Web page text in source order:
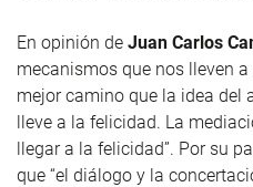
En opinión de Juan Carlos
mecanismos que nos lleven
mejor camino que la idea del
lleve a la felicidad. La
llegar a la felicidad”. Por su
que “el diálogo y la